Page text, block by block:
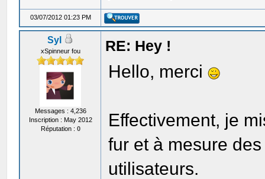
03/07/2012 01:23 PM
Syl
xSpinneur fou
Messages : 4,236
Inscription : May 2012
Réputation : 0
RE: Hey !
Hello, merci
Effectivement, je
fur et à mesure
utilisateurs.